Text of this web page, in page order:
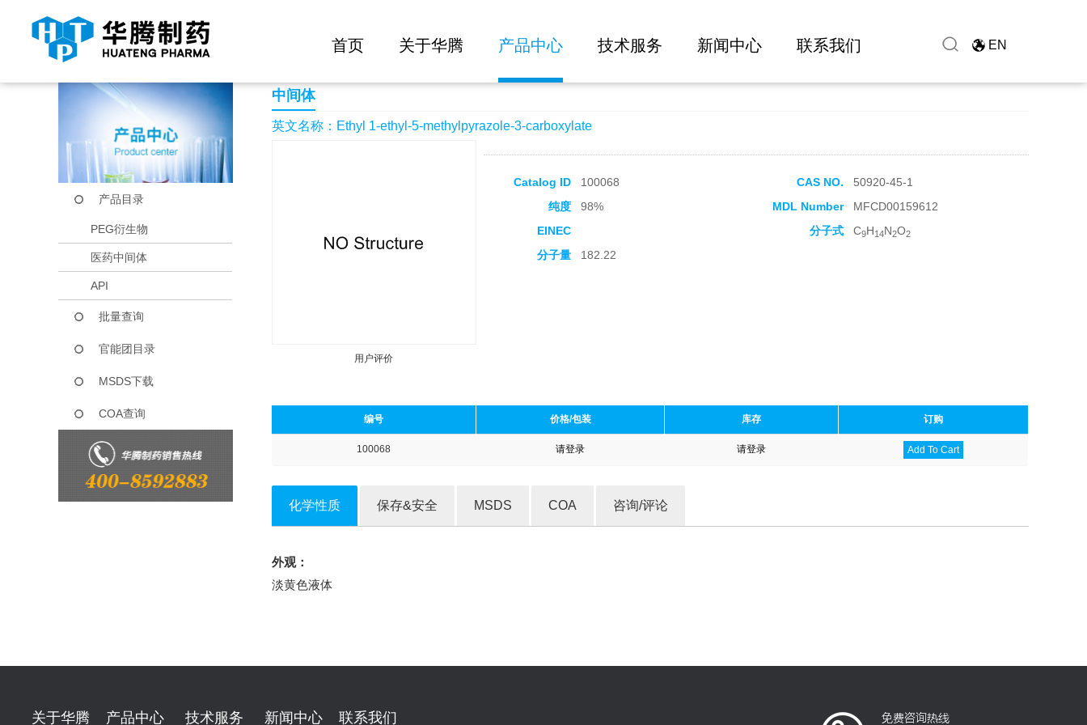
首页 关于华腾 产品中心 技术服务 新闻中心 联系我们 EN
当前位置： 首页 产品中心 Ethyl 1-ethyl-5-methylpyrazole-3-carboxylate
产品目录
PEG衍生物
医药中间体
API
批量查询
官能团目录
MSDS下载
COA查询
中间体
英文名称：Ethyl 1-ethyl-5-methylpyrazole-3-carboxylate
用户评价
Catalog ID 100068 CAS NO.
50920-45-1
纯度
98% MDL Number
MFCD00159612
EINEC
分子式 C9H14N2O2
分子量 182.22
编号 价格/包装 库存 订购
100068 请登录 请登录 Add To Cart
化学性质 保存&安全 MSDS COA 咨询/评论
外观：
淡黄色液体
关于华腾 产品中心 技术服务 新闻中心 联系我们